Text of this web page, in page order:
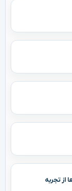
از تجربه